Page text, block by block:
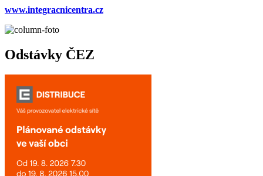
www.integracnicentra.cz
Odstávky ČEZ